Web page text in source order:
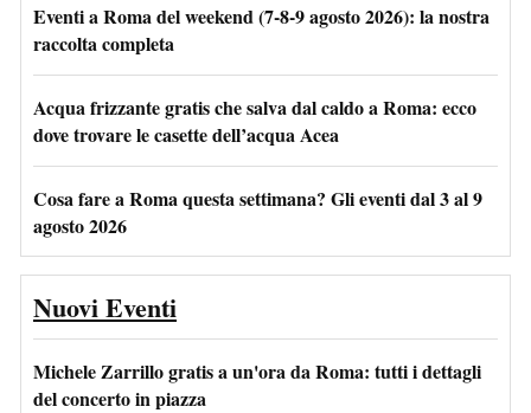
Eventi a Roma del weekend (7-8-9 agosto 2026): la nostra
raccolta completa
Acqua frizzante gratis che salva dal caldo a Roma: ecco
dove trovare le casette dell’acqua Acea
Cosa fare a Roma questa settimana? Gli eventi dal 3 al 9
agosto 2026
Nuovi Eventi
Michele Zarrillo gratis a un'ora da Roma: tutti i dettagli
del concerto in piazza